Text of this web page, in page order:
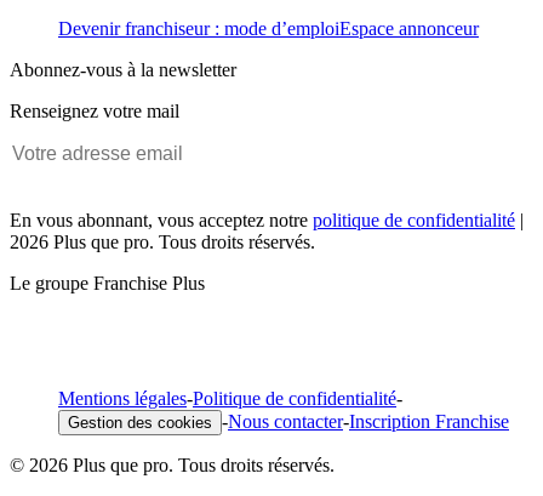
Devenir franchiseur : mode d’emploiEspace annonceur
Abonnez-vous à la newsletter
Renseignez votre mail
En vous abonnant, vous acceptez notre politique de confidentialité |
2026 Plus que pro. Tous droits réservés.
Le groupe Franchise Plus
Mentions légales-Politique de confidentialité-
Gestion des cookies -Nous contacter-Inscription Franchise
© 2026 Plus que pro. Tous droits réservés.